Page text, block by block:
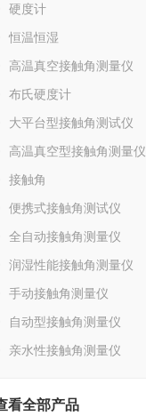
硬度计
恒温恒湿
高温真空接触角测量仪
布氏硬度计
大平台型接触角测试仪
高温真空型接触角测量仪
接触角
便携式接触角测试仪
全自动接触角测量仪
润湿性能接触角测量仪
手动接触角测量仪
自动型接触角测量仪
亲水性接触角测量仪
看全部产品